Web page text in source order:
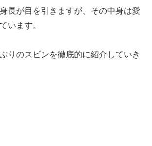
長が目を引きますが、その中身は愛
います。
りのスビンを徹底的に紹介していき